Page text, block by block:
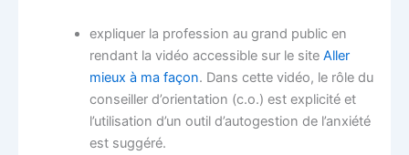
expliquer la profession au grand public en
rendant la vidéo accessible sur le siteAller
mieux à ma façon. Dans cette vidéo, le rôle du
conseiller d’orientation (c.o.) est explicité et
l’utilisation d’un outil d’autogestion de l’anxiété
est suggéré.